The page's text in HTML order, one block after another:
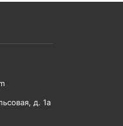
д. 1а